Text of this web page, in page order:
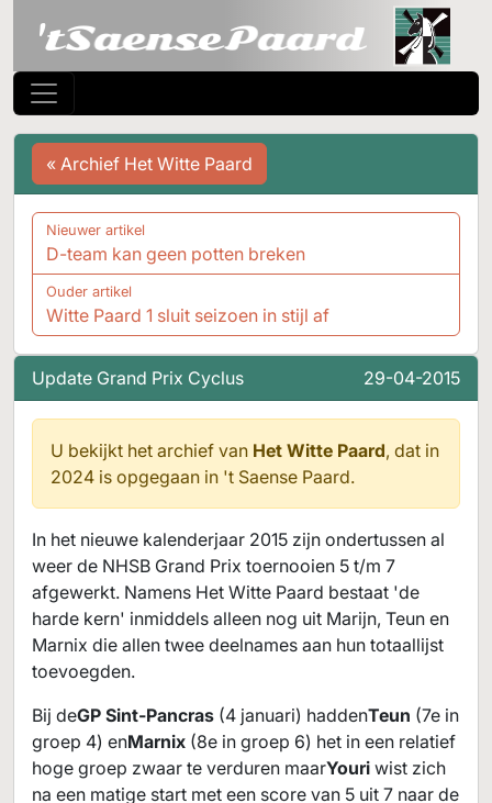
Update Grand Prix Cyclus 29-04-2015
U bekijkt het archief van Het Witte Paard, dat in
2024 is opgegaan in 't Saense Paard.
In het nieuwe kalenderjaar 2015 zijn ondertussen al
weer de NHSB Grand Prix toernooien 5 t/m 7
afgewerkt. Namens Het Witte Paard bestaat 'de
harde kern' inmiddels alleen nog uit Marijn, Teun en
Marnix die allen twee deelnames aan hun totaallijst
toevoegden.
Bij deGP Sint-Pancras (4 januari) haddenTeun (7e in
groep 4) enMarnix (8e in groep 6) het in een relatief
hoge groep zwaar te verduren maarYouri wist zich
na een matige start met een score van 5 uit 7 naar de
« Archief Het Witte Paard
Nieuwer artikel
D-team kan geen potten breken
Ouder artikel
Witte Paard 1 sluit seizoen in stijl af